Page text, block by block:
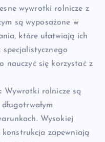
wywrotki rolnicze z
są wyposażone w
które ułatwiają ich
specjalistycznego
nauczyć się korzystać z
Wywrotki rolnicze są
Wysokiej
zapewniają